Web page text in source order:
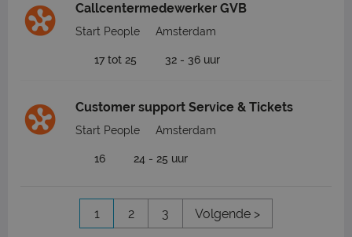
Callcentermedewerker GVB
Start People Amsterdam
17 tot 25 32 - 36 uur
Customer support Service & Tickets
Start People Amsterdam
16 24 - 25 uur
1 2 3 Volgende >